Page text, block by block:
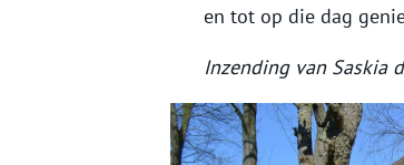
en tot op die dag
Inzending van Saskia